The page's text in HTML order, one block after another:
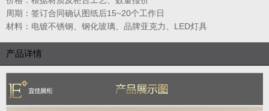
周期：签订合同确认图纸后15~20个工作日
材料：电镀不锈钢、钢化玻璃、品牌亚克力、LED灯具
产品详情